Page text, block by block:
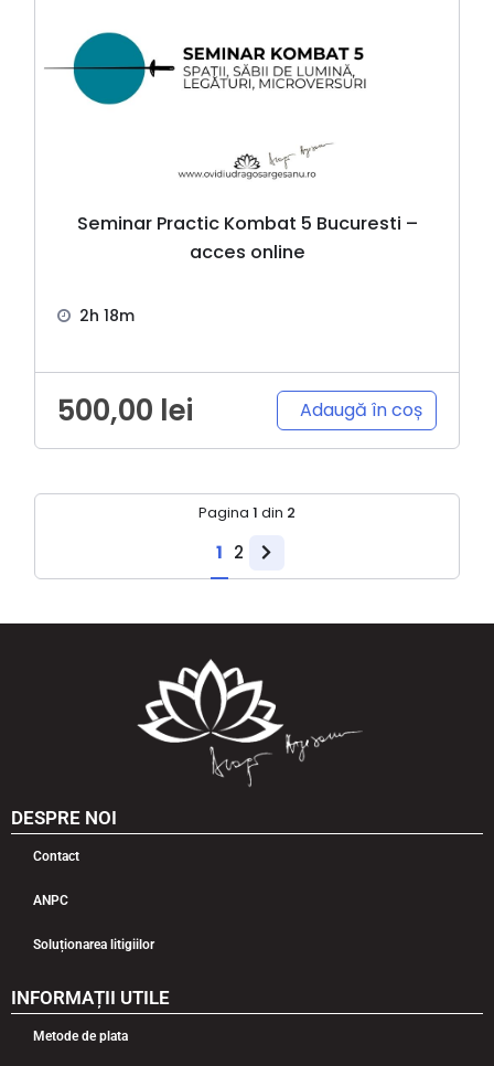
Seminar Practic Kombat 5 Bucuresti –
acces online
2h 18m
500,00 lei Adaugă în coș
Pagina 1 din 2
1 2
DESPRE NOI
Contact
ANPC
Soluționarea litigiilor
INFORMAȚII UTILE
Metode de plata